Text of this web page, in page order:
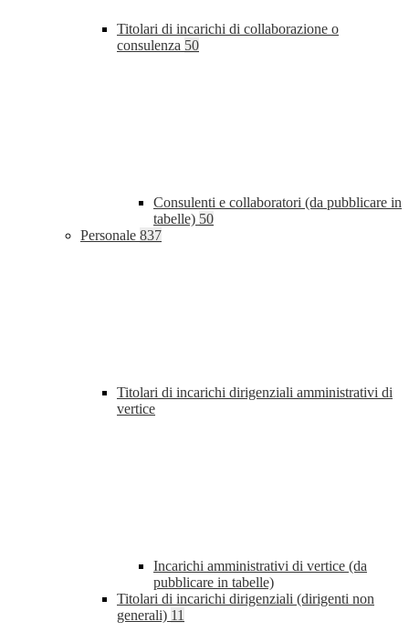
Titolari di incarichi di collaborazione o
consulenza 50
Consulenti e collaboratori (da pubblicare in
tabelle) 50
Personale 837
Titolari di incarichi dirigenziali amministrativi di
vertice
Incarichi amministrativi di vertice (da
pubblicare in tabelle)
Titolari di incarichi dirigenziali (dirigenti non
generali) 11